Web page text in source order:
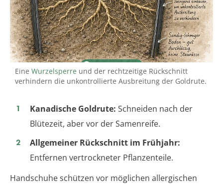
Eine Wurzelsperre und der rechtzeitige Rückschnitt
verhindern die unkontrollierte Ausbreitung der Goldrute.
Kanadische Goldrute: Schneiden nach der
Blütezeit, aber vor der Samenreife.
Allgemeiner Rückschnitt im Frühjahr:
Entfernen vertrockneter Pflanzenteile.
Handschuhe schützen vor möglichen allergischen